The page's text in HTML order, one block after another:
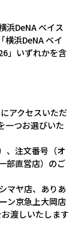
浜DeNA ベイス
浜DeNA ベイ
」いずれかを含
アクセスいただ
一つお選びいた
、注文番号（オ
部直営店）のご
マヤ店、ありあ
ン京急上大岡店
渡しいたします